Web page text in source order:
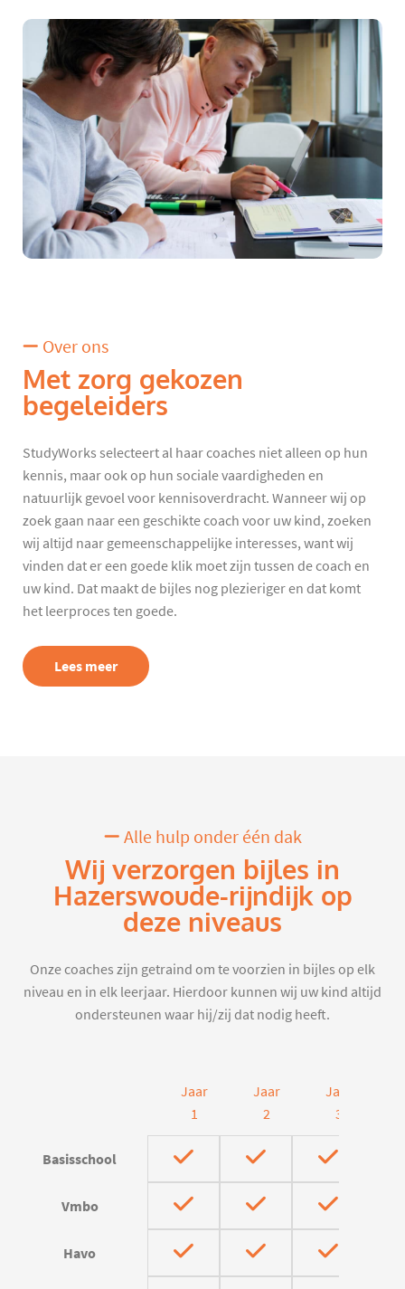
Over ons
Met zorg gekozen
begeleiders
StudyWorks selecteert al haar coaches niet alleen op hun
kennis, maar ook op hun sociale vaardigheden en
natuurlijk gevoel voor kennisoverdracht. Wanneer wij op
zoek gaan naar een geschikte coach voor uw kind, zoeken
wij altijd naar gemeenschappelijke interesses, want wij
vinden dat er een goede klik moet zijn tussen de coach en
uw kind. Dat maakt de bijles nog plezieriger en dat komt
het leerproces ten goede.
Lees meer
Alle hulp onder één dak
Wij verzorgen bijles in
Hazerswoude-rijndijk op
deze niveaus
Onze coaches zijn getraind om te voorzien in bijles op elk
niveau en in elk leerjaar. Hierdoor kunnen wij uw kind altijd
ondersteunen waar hij/zij dat nodig heeft.
Jaar
1
Jaar
2
Jaar
3
Basisschool
Vmbo
Havo